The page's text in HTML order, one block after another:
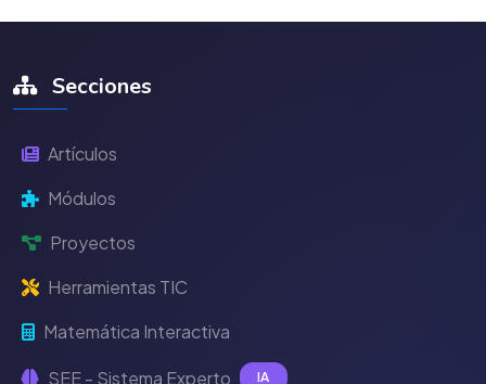
Secciones
Artículos
Módulos
Proyectos
Herramientas TIC
Matemática Interactiva
SEE - Sistema Experto IA